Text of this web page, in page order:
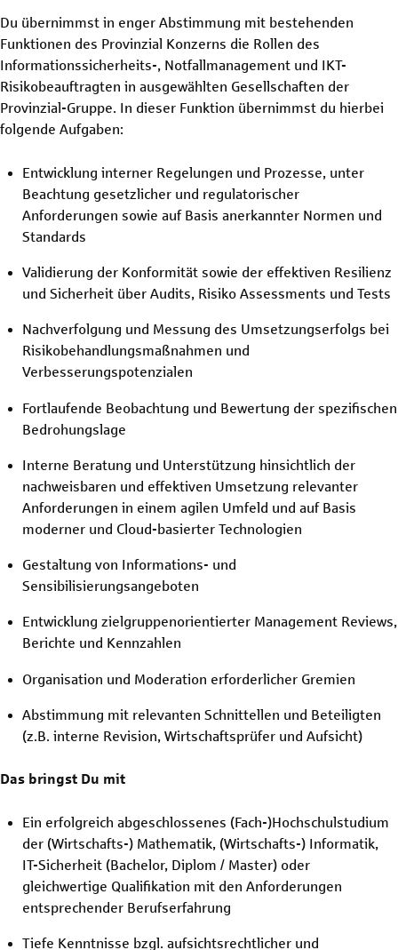
Du übernimmst in enger Abstimmung mit bestehenden
Funktionen des Provinzial Konzerns die Rollen des
Informationssicherheits-, Notfallmanagement und IKT-
Risikobeauftragten in ausgewählten Gesellschaften der
Provinzial-Gruppe. In dieser Funktion übernimmst du hierbei
folgende Aufgaben:
Entwicklung interner Regelungen und Prozesse, unter
Beachtung gesetzlicher und regulatorischer
Anforderungen sowie auf Basis anerkannter Normen und
Standards
Validierung der Konformität sowie der effektiven Resilienz
und Sicherheit über Audits, Risiko Assessments und Tests
Nachverfolgung und Messung des Umsetzungserfolgs bei
Risikobehandlungsmaßnahmen und
Verbesserungspotenzialen
Fortlaufende Beobachtung und Bewertung der spezifischen
Bedrohungslage
Interne Beratung und Unterstützung hinsichtlich der
nachweisbaren und effektiven Umsetzung relevanter
Anforderungen in einem agilen Umfeld und auf Basis
moderner und Cloud-basierter Technologien
Gestaltung von Informations- und
Sensibilisierungsangeboten
Entwicklung zielgruppenorientierter Management Reviews,
Berichte und Kennzahlen
Organisation und Moderation erforderlicher Gremien
Abstimmung mit relevanten Schnittellen und Beteiligten
(z.B. interne Revision, Wirtschaftsprüfer und Aufsicht)
Das bringst Du mit
Ein erfolgreich abgeschlossenes (Fach-)Hochschulstudium
der (Wirtschafts-) Mathematik, (Wirtschafts-) Informatik,
IT-Sicherheit (Bachelor, Diplom / Master) oder
gleichwertige Qualifikation mit den Anforderungen
entsprechender Berufserfahrung
Tiefe Kenntnisse bzgl. aufsichtsrechtlicher und